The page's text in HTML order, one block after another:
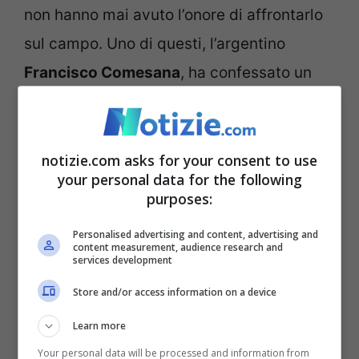
non hanno mai avuto l’onore di affrontarlo
sul campo. Uno di questi, l’argentino
Francisco Comesana, ha confessato un
Tennisworlditalia.com’.
Comesana confessa:
prima che…”
Raggiunto il suo best ranking (65) grazie
alla semifinale di Rio de Janeiro, il 24 enne
notizie.com asks for your consent to use
your personal data for the following
purposes:
Personalised advertising and content, advertising and
content measurement, audience research and
services development
Store and/or access information on a device
Learn more
Your personal data will be processed and information from